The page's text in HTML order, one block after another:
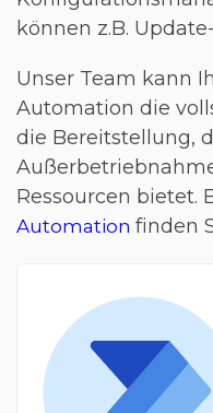
können z.B.
Unser Team kann
Automation die
die Bereitstellung,
Ressourcen bietet.
Automation finden